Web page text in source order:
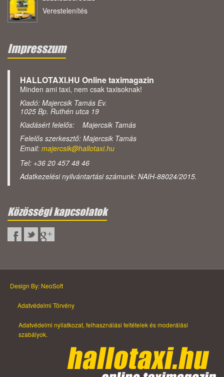
Verestelenítés
Impresszum
HALLOTAXI.HU Online taximagazin
Minden ami taxi, nem csak taxisoknak!
Kiadó: Majercsik Tamás Ev.
1025 Bp. Ruthén utca 19
Kiadásért felelős: Majercsik Tamás
Felelős szerkesztő: Majercsik Tamás
Email: majercsik@hallotaxi.hu
Tel: +36 20 457 48 46
Adatkezelési nyilvántartási számunk: NAIH-88024/2015.
Közösségi kapcsolatok
Design By: NeoSoft
Adatvédelmi Törvény
Adatvédelmi nyilatkozat, felhasználási feltételek és moderálási
szabályok.